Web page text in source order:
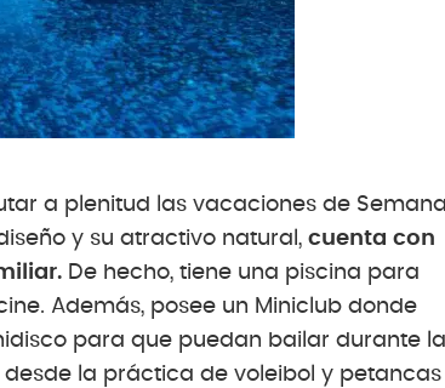
a plenitud las vacaciones de
y su atractivo natural, cuenta con
De hecho, tiene una piscina para
Además, posee un Miniclub donde
para que puedan bailar durante la
la práctica de voleibol y petancas